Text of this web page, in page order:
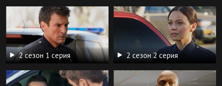
2 сезон 1 серия 2 сезон 2 серия